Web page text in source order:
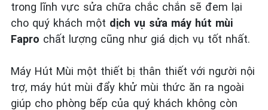
trong lĩnh vực sửa chữa chắc chắn sẽ đem lại
cho quý khách một dịch vụ sửa máy hút mùi
Fapro chất lượng cũng như giá dịch vụ tốt nhất.
Máy Hút Mùi một thiết bị thân thiết với người nội
trợ, máy hút mùi đẩy khử mùi thức ăn ra ngoài
giúp cho phòng bếp của quý khách không còn